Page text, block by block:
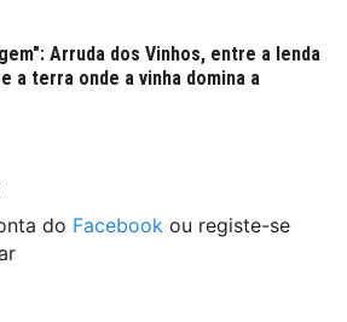
Arruda dos Vinhos, entre a lenda
a terra onde a vinha domina a
do Facebook ou registe-se